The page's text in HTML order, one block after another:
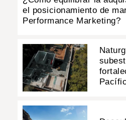
el posicionamiento de
Performance Marketing?